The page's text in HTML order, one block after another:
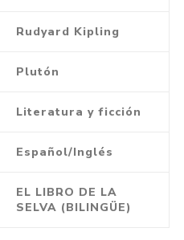
Rudyard Kipling
Plutón
Literatura y ficción
Español/Inglés
EL LIBRO DE LA
SELVA (BILINGÜE)